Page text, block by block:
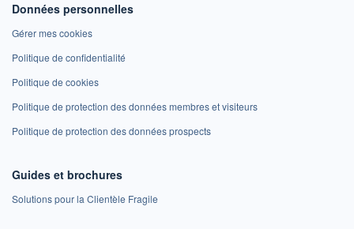
Données personnelles
Gérer mes cookies
Politique de confidentialité
Politique de cookies
Politique de protection des données membres et visiteurs
Politique de protection des données prospects
Guides et brochures
Solutions pour la Clientèle Fragile